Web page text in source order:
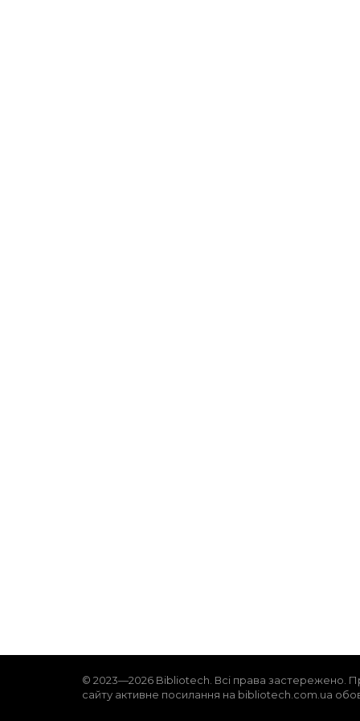
© 2023—2026 Bibliotech. Всі права застережено.
сайту активне посилання на bibliotech.com.ua